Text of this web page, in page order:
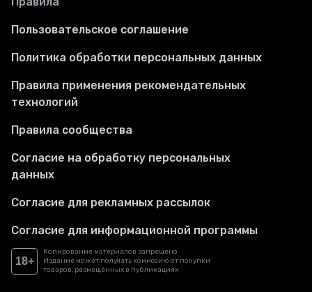
Пользовательское соглашение
Политика обработки персональных данных
Правила применения рекомендательных
технологий
Правила сообщества
Согласие на обработку персональных
данных
Согласие для рекламных рассылок
Согласие для информационной программы
18+
Копирование материалов запрещено
Издание может получать комиссию от покупки
товаров, размещённых в публикациях